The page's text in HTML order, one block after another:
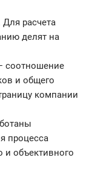
расчета
делят на
соотношение
и общего
компании
процесса
и объективного